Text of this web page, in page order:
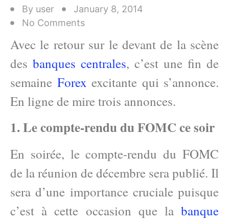
By user
January 8, 2014
No Comments
Avec le retour sur le devant de la scène
des banques centrales, c’est une fin de
semaine Forex excitante qui s’annonce.
En ligne de mire trois annonces.
1. Le compte-rendu du FOMC ce soir
En soirée, le compte-rendu du FOMC
de la réunion de décembre sera publié. Il
sera d’une importance cruciale puisque
c’est à cette occasion que la banque